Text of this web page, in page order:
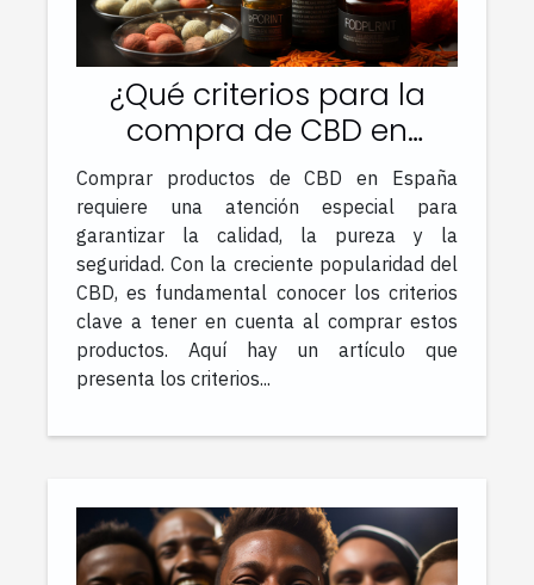
¿Qué criterios para la
compra de CBD en
España garantizando
calidad, pureza y
seguridad ?
Comprar productos de CBD en España
requiere una atención especial para
garantizar la calidad, la pureza y la
seguridad. Con la creciente popularidad del
CBD, es fundamental conocer los criterios
clave a tener en cuenta al comprar estos
productos. Aquí hay un artículo que
presenta los criterios...